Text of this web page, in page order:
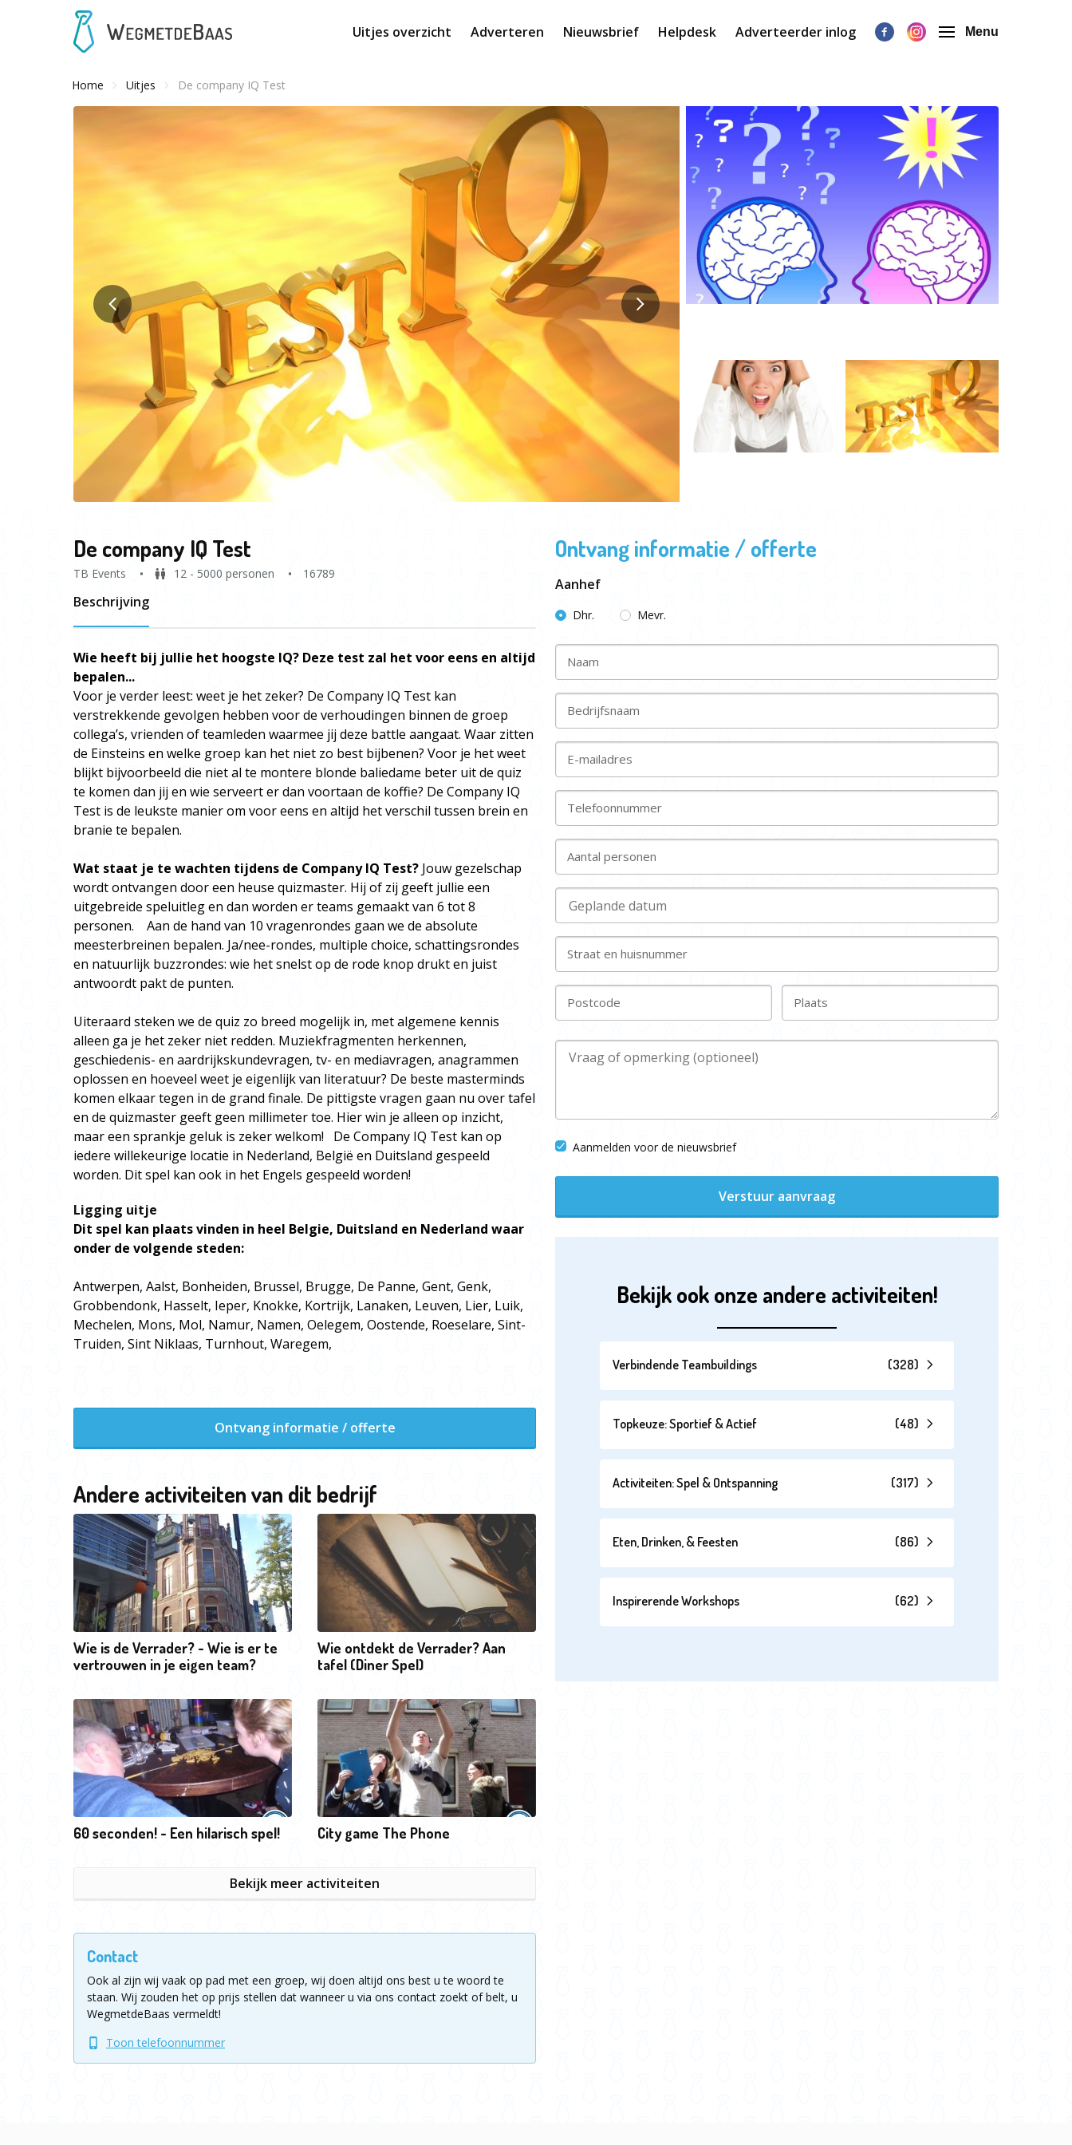
Uitjes overzicht Adverteren Nieuwsbrief Helpdesk Adverteerder inlog Menu
Home Uitjes De company IQ Test
De company IQ Test
TB Events 12 - 5000 personen 16789
Beschrijving
Wie heeft bij jullie het hoogste IQ? Deze test zal het voor eens en altijd
bepalen...
Voor je verder leest: weet je het zeker? De Company IQ Test kan
verstrekkende gevolgen hebben voor de verhoudingen binnen de groep
collega’s, vrienden of teamleden waarmee jij deze battle aangaat. Waar zitten
de Einsteins en welke groep kan het niet zo best bijbenen? Voor je het weet
blijkt bijvoorbeeld die niet al te montere blonde baliedame beter uit de quiz
te komen dan jij en wie serveert er dan voortaan de koffie? De Company IQ
Test is de leukste manier om voor eens en altijd het verschil tussen brein en
branie te bepalen.
Wat staat je te wachten tijdens de Company IQ Test? Jouw gezelschap
wordt ontvangen door een heuse quizmaster. Hij of zij geeft jullie een
uitgebreide speluitleg en dan worden er teams gemaakt van 6 tot 8
personen. Aan de hand van 10 vragenrondes gaan we de absolute
meesterbreinen bepalen. Ja/nee-rondes, multiple choice, schattingsrondes
en natuurlijk buzzrondes: wie het snelst op de rode knop drukt en juist
antwoordt pakt de punten.
Uiteraard steken we de quiz zo breed mogelijk in, met algemene kennis
alleen ga je het zeker niet redden. Muziekfragmenten herkennen,
geschiedenis- en aardrijkskundevragen, tv- en mediavragen, anagrammen
oplossen en hoeveel weet je eigenlijk van literatuur? De beste masterminds
komen elkaar tegen in de grand finale. De pittigste vragen gaan nu over tafel
en de quizmaster geeft geen millimeter toe. Hier win je alleen op inzicht,
maar een sprankje geluk is zeker welkom! De Company IQ Test kan op
iedere willekeurige locatie in Nederland, België en Duitsland gespeeld
worden. Dit spel kan ook in het Engels gespeeld worden!
Ligging uitje
Dit spel kan plaats vinden in heel Belgie, Duitsland en Nederland waar
onder de volgende steden:
Antwerpen, Aalst, Bonheiden, Brussel, Brugge, De Panne, Gent, Genk,
Grobbendonk, Hasselt, Ieper, Knokke, Kortrijk, Lanaken, Leuven, Lier, Luik,
Mechelen, Mons, Mol, Namur, Namen, Oelegem, Oostende, Roeselare, Sint-
Truiden, Sint Niklaas, Turnhout, Waregem,
Ontvang informatie / offerte
Andere activiteiten van dit bedrijf
Wie is de Verrader? - Wie is er te
vertrouwen in je eigen team?
Wie ontdekt de Verrader? Aan
tafel (Diner Spel)
60 seconden! - Een hilarisch spel! City game The Phone
Bekijk meer activiteiten
Contact
Ook al zijn wij vaak op pad met een groep, wij doen altijd ons best u te woord te
staan. Wij zouden het op prijs stellen dat wanneer u via ons contact zoekt of belt, u
WegmetdeBaas vermeldt!
Toon telefoonnummer
Ontvang informatie / offerte
Aanhef
Dhr. Mevr.
Naam
Bedrijfsnaam
E-mailadres
Telefoonnummer
Aantal personen
Straat en huisnummer
Postcode Plaats
Aanmelden voor de nieuwsbrief
Verstuur aanvraag
Bekijk ook onze andere activiteiten!
Verbindende Teambuildings (328)
Topkeuze: Sportief & Actief (48)
Activiteiten: Spel & Ontspanning (317)
Eten, Drinken, & Feesten (86)
Inspirerende Workshops (62)